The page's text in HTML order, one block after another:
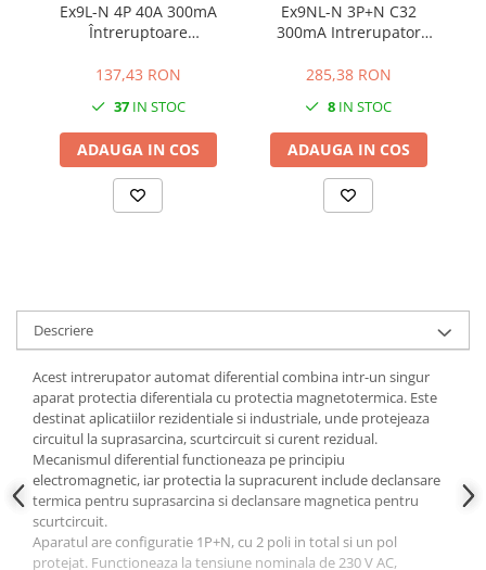
Ex9L-N 4P 40A 300mA
Întreruptoare
137,43 RON
37IN STOC
ADAUGA IN COS
Ex9NL-N 3P+N C32
300mA Intrerupator
285,38 RON
8 IN STOC
ADAUGA IN COS
Descriere
Acest intrerupator automat diferential combina intr-un singur
aparat protectia diferentiala cu protectia magnetotermica. Este
destinat aplicatiilor rezidentiale si industriale, unde protejeaza
circuitul la suprasarcina, scurtcircuit si curent rezidual.
Mecanismul diferential functioneaza pe principiu
electromagnetic, iar protectia la supracurent include declansare
termica pentru suprasarcina si declansare magnetica pentru
scurtcircuit.
Aparatul are configuratie 1P+N, cu 2 poli in total si un pol
protejat. Functioneaza la tensiune nominala de 230 V AC,